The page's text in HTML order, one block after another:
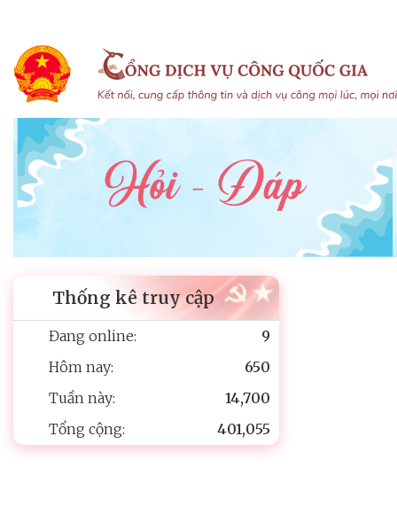
Thống kê truy cập
Đang online:
9
Hôm nay:
650
Tuần này:
14,700
Tổng cộng:
401,055